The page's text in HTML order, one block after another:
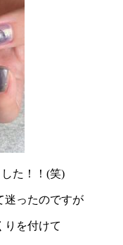
た！！(笑)
迷ったのですが
りを付けて